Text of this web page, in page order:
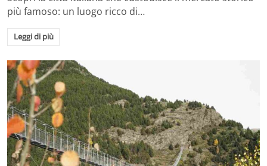
più famoso: un luogo ricco di…
Leggi di più